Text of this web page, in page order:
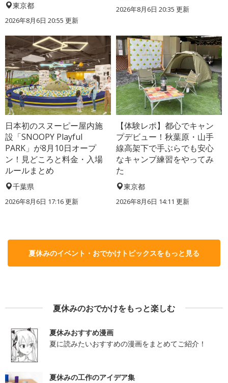
東京都
2026年8月6日 20:55 更新
2026年8月6日 20:35 更新
日本初のスヌーピー屋内施
設「SNOOPY Playful
PARK」が8月10日オープ
ン！見どころと料金・入場
ルールまとめ
千葉県
2026年8月6日 17:16更新
【体験レポ】都心でキャン
プデビュー！秋葉原・山手
線高架下で手ぶらでも安心
なキャンプ練習をやってみ
た
東京都
2026年8月6日 14:11 更新
夏休みのイベント・おでかけトピックスをもっと見る
夏休みのおでかけをもっと楽しむ
夏休みおすすめ漫画
夏に読みたいおすすめの漫画をまとめてご紹介！
夏休みの工作のアイデア集